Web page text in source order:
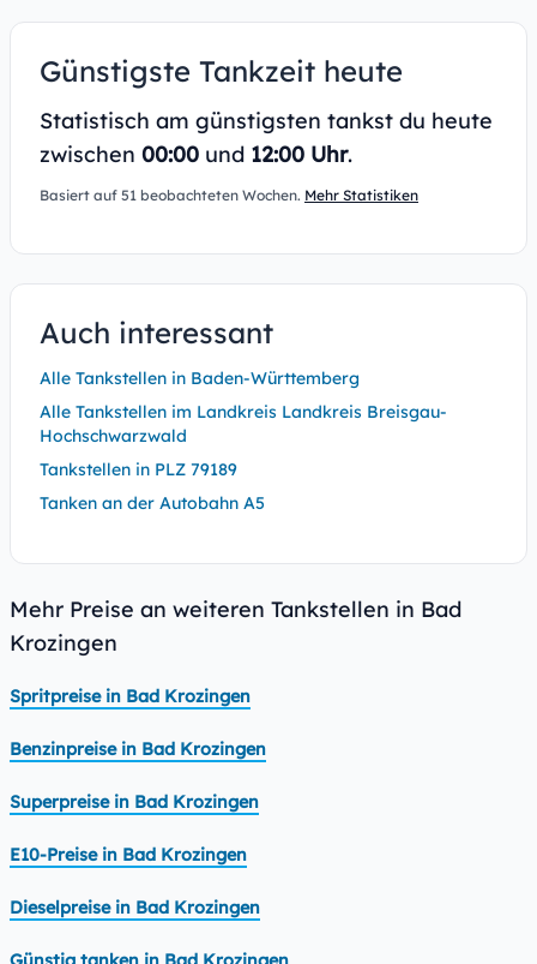
Günstigste Tankzeit heute
Statistisch am günstigsten tankst du heute
zwischen 00:00 und 12:00 Uhr.
Basiert auf 51 beobachteten Wochen. Mehr Statistiken
Auch interessant
Alle Tankstellen in Baden-Württemberg
Alle Tankstellen im Landkreis Landkreis Breisgau-
Hochschwarzwald
Tankstellen in PLZ 79189
Tanken an der Autobahn A5
Mehr Preise an weiteren Tankstellen in Bad
Krozingen
Spritpreise in Bad Krozingen
Benzinpreise in Bad Krozingen
Superpreise in Bad Krozingen
E10-Preise in Bad Krozingen
Dieselpreise in Bad Krozingen